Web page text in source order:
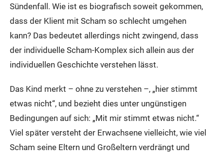
Sündenfall. Wie ist es biografisch soweit gekommen,
dass der Klient mit Scham so schlecht umgehen
kann? Das bedeutet allerdings nicht zwingend, dass
der individuelle Scham-Komplex sich allein aus der
individuellen Geschichte verstehen lässt.
Das Kind merkt – ohne zu verstehen –, „hier stimmt
etwas nicht“, und bezieht dies unter ungünstigen
Bedingungen auf sich: „Mit mir stimmt etwas nicht.“
Viel später versteht der Erwachsene vielleicht, wie viel
Scham seine Eltern und Großeltern verdrängt und